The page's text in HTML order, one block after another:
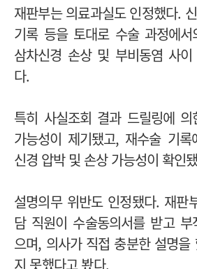
재판부는 의료과실도 인정했다.
기록 등을 토대로 수술 과정에
삼차신경 손상 및 부비동염 사
다.
특히 사실조회 결과 드릴링에
가능성이 제기됐고, 재수술 기
신경 압박 및 손상 가능성이 확인
설명의무 위반도 인정됐다. 재판
담 직원이 수술동의서를 받고
으며, 의사가 직접 충분한 설명을
지 못했다고 봤다.